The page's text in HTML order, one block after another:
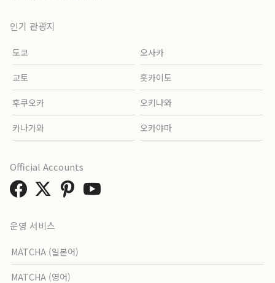
인기 관광지
도쿄 오사카
교토 홋카이도
후쿠오카 오키나와
카나가와 오카야마
운영 서비스
MATCHA (일본어)
MATCHA (영어)
Official Accounts